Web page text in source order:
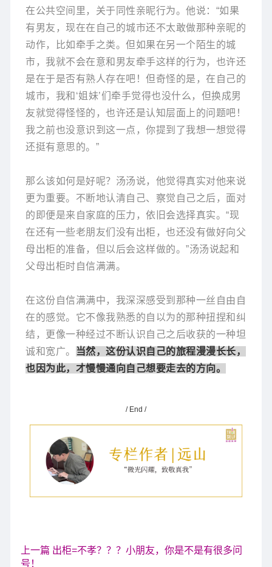
在公共空间里，关于同性亲昵行为。他说：“如果
有男友，现在在自己的城市还不太敢做那种亲昵的
动作，比如牵手之类。但如果在另一个陌生的城
市，我就不会在意和男友牵手这样的行为，也许还
是在于是否有熟人存在吧！但奇怪的是，在自己的
城市，我和‘姐妹’们牵手觉得也没什么，但换成男
友就觉得怪怪的，也许还是认知层面上的问题吧！
我之前也没意识到这一点，你提到了我想一想觉得
还挺有意思的。”
那么该如何是好呢？汤汤说，他觉得真实对他来说
更为重要。不断地认清自己、察觉自己之后，面对
的即便是来自家庭的压力，依旧会选择真实。“现
在还有一些老朋友们没有出柜，也还没有做好向父
母出柜的准备，但以后会这样做的。”汤汤说起和
父母出柜时自信满满。
在这份自信满满中，我深深感受到那种一丝自由自
在的感觉。它不像我熟悉的自以为的那种扭捏和纠
结，更像一种经过不断认识自己之后收获的一种坦
诚和宽广。
当然，这份认识自己的旅程漫漫长长，
也因为此，才慢慢通向自己想要走去的方向。
/ End /
上一篇 出柜=不孝？？？小朋友，你是不是有很多问
号！